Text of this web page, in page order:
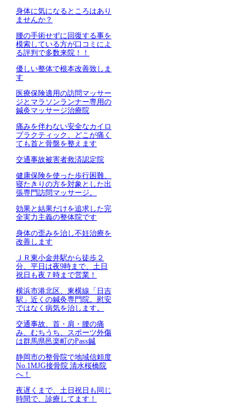
身体に気になるところはあり
ませんか？
腰の手術せずに回復する事を
模索している方が口コミによ
る評判で多数来院！！
優しい整体で根本改善致しま
す
医療保険適用の訪問マッサー
ジとマラソンランナー専用の
鍼灸マッサージ治療院
痛みを伴わない安全なカイロ
プラクティック、どこが痛く
ても首と骨盤を整えます
交通事故被害者救済認定院
健康保険を使った歩行困難、
寝たきりの方を対象とした出
張専門訪問マッサージ。
効果と結果だけを追求した完
全実力主義の整体院です
身体の歪みを治し不妊治療を
改善します
ＪＲ東小金井駅から徒歩２
分、平日は夜9時まで、土日
祝日も夜７時まで営業！
横浜市港北区、東横線「日吉
駅」近くの鍼灸専門院。慰安
ではなく病気を治します。
交通事故、首・肩・腰の痛
み、むちうち、スポーツ外傷
は群馬県邑楽町のPass鍼
静岡市の整骨院で地域信頼度
No.1MJG接骨院 清水桜橋院
へ！
夜遅くまで、土日祝日も同じ
時間で、診療してます！